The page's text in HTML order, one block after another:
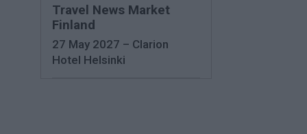
Travel News Market
Finland
27 May 2027 – Clarion
Hotel Helsinki